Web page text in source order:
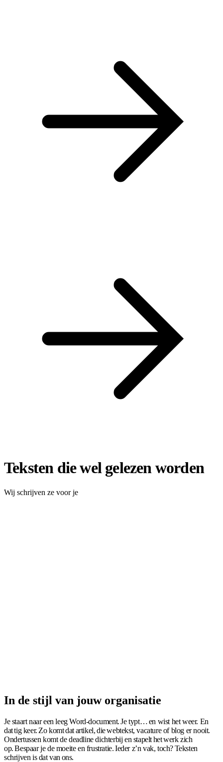
Teksten die wel gelezen worden
Wij schrijven ze voor je
In de stijl van jouw organisatie
Je staart naar een leeg Word-document. Je typt… en wist het weer. En
dat tig keer. Zo komt dat artikel, die webtekst, vacature of blog er nooit.
Ondertussen komt de deadline dichterbij en stapelt het werk zich
op. Bespaar je de moeite en frustratie. Ieder z’n vak, toch? Teksten
schrijven is dat van ons.